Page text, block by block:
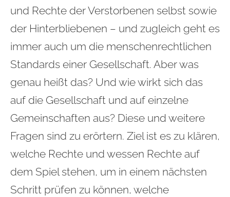
und Rechte der Verstorbenen selbst sowie
der Hinterbliebenen – und zugleich geht es
immer auch um die menschenrechtlichen
Standards einer Gesellschaft. Aber was
genau heißt das? Und wie wirkt sich das
auf die Gesellschaft und auf einzelne
Gemeinschaften aus? Diese und weitere
Fragen sind zu erörtern. Ziel ist es zu klären,
welche Rechte und wessen Rechte auf
dem Spiel stehen, um in einem nächsten
Schritt prüfen zu können, welche